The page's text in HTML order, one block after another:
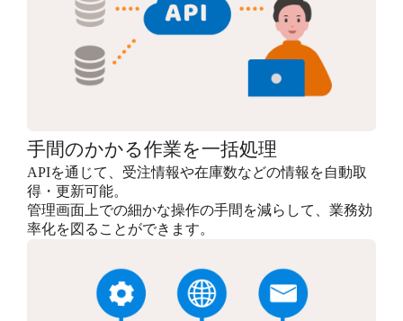
手間のかかる作業を一括処理
APIを通じて、受注情報や在庫数などの情報を自動取
得・更新可能。
管理画面上での細かな操作の手間を減らして、業務効
率化を図ることができます。